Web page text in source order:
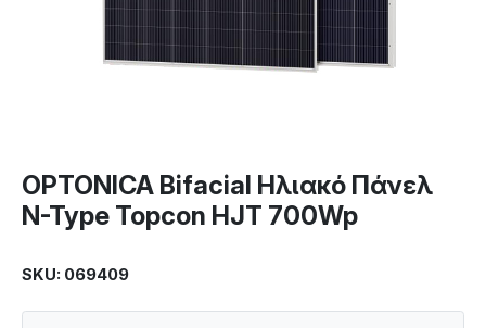
OPTONICA Bifacial Ηλιακό Πάνελ
N-Type Topcon HJT 700Wp
SKU: 069409